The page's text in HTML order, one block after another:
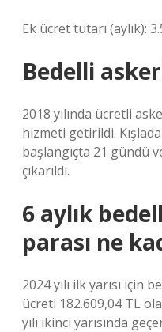
Ek ücret tutarı (aylık):
Bedelli
2018 yılında ücretli
hizmeti getirildi.
başlangıçta 21 gündü
çıkarıldı.
6 aylık
parası ne
2024 yılı ilk yarısı için
ücreti 182.609,04 TL
yılı ikinci yarısında